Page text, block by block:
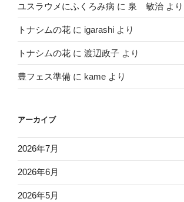
ユスラウメにふくろみ病 に 泉 敏治 より
トナシムの花 に igarashi より
トナシムの花 に 渡辺政子 より
豊フェス準備 に kame より
アーカイブ
2026年7月
2026年6月
2026年5月